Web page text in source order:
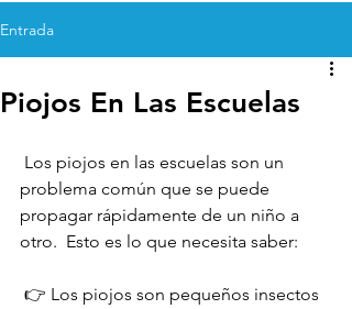
Entrada
Piojos En Las Escuelas
problema común que se puede
propagar rápidamente de un niño a
otro.  Esto es lo que necesita saber: